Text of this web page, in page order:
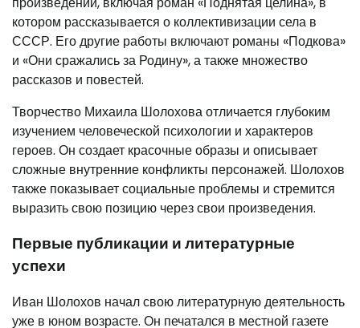
котором рассказывается о коллективизации села в
СССР. Его другие работы включают романы «Подкова»
и «Они сражались за Родину», а также множество
рассказов и повестей.
Творчество Михаила Шолохова отличается глубоким
изучением человеческой психологии и характеров
героев. Он создает красочные образы и описывает
сложные внутренние конфликты персонажей. Шолохов
также показывает социальные проблемы и стремится
выразить свою позицию через свои произведения.
Первые публикации и литературные
успехи
Иван Шолохов начал свою литературную деятельность
уже в юном возрасте. Он печатался в местной газете